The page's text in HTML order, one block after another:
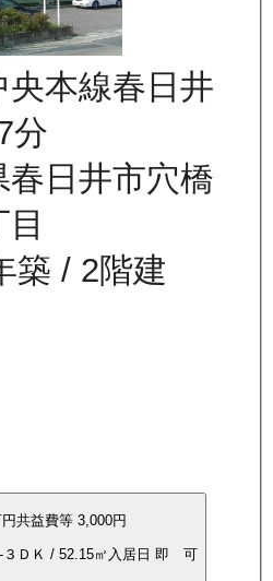
央本線春日井
分
春日井市穴橋
築 / 2階建
円共益費等 3,000円
３ＤＫ /52.15㎡ 入居日 即 可